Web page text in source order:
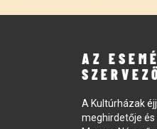
AZ
A Kultúrházak
meghirdetője és